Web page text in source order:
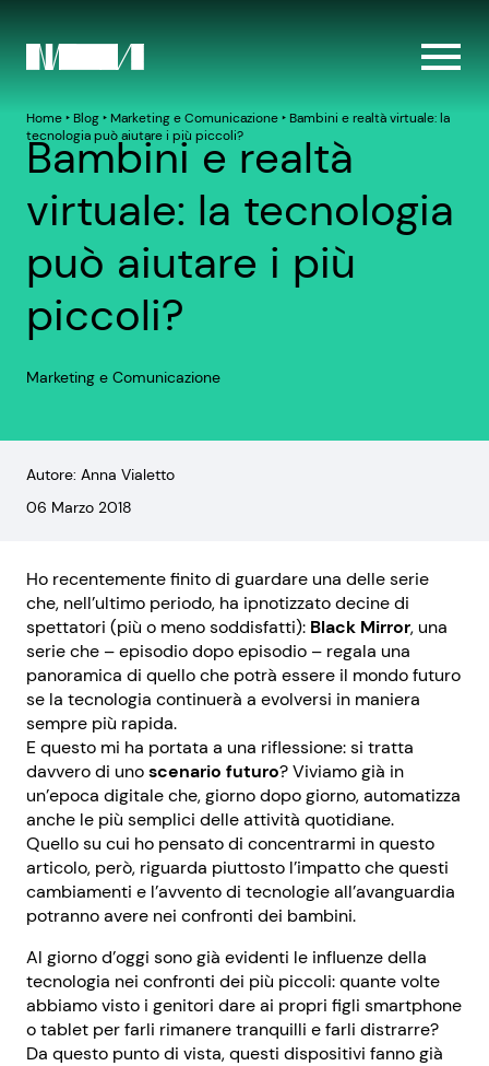
Home‣ Blog‣ Marketing e Comunicazione‣ Bambini e realtà virtuale: la
tecnologia può aiutare i più piccoli?
Bambini e realtà
virtuale: la tecnologia
può aiutare i più
piccoli?
Marketing e Comunicazione
Autore: Anna Vialetto
06 Marzo 2018
Ho recentemente finito di guardare una delle serie
che, nell’ultimo periodo, ha ipnotizzato decine di
spettatori (più o meno soddisfatti): Black Mirror, una
serie che – episodio dopo episodio – regala una
panoramica di quello che potrà essere il mondo futuro
se la tecnologia continuerà a evolversi in maniera
sempre più rapida.
E questo mi ha portata a una riflessione: si tratta
davvero di unoscenario futuro? Viviamo già in
un’epoca digitale che, giorno dopo giorno, automatizza
anche le più semplici delle attività quotidiane.
Quello su cui ho pensato di concentrarmi in questo
articolo, però, riguarda piuttosto l’impatto che questi
cambiamenti e l’avvento di tecnologie all’avanguardia
potranno avere nei confronti dei bambini.
Al giorno d’oggi sono già evidenti le influenze della
tecnologia nei confronti dei più piccoli: quante volte
abbiamo visto i genitori dare ai propri figli smartphone
o tablet per farli rimanere tranquilli e farli distrarre?
Da questo punto di vista, questi dispositivi fanno già